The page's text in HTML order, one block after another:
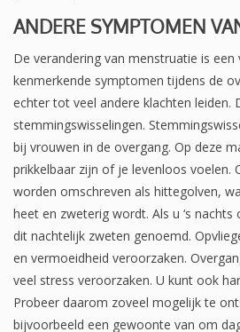
ANDERE SYMPTOMEN
De verandering van menstruatie is een
kenmerkende symptomen tijdens de
echter tot veel andere klachten leiden.
stemmingswisselingen.
bij vrouwen in de overgang. Op deze
prikkelbaar zijn of je levenloos voelen.
worden omschreven als hittegolven,
heet en zweterig wordt. Als u ‘s
dit nachtelijk zweten genoemd.
en vermoeidheid veroorzaken.
veel stress veroorzaken. U kunt ook
Probeer daarom zoveel mogelijk te
bijvoorbeeld een gewoonte van om